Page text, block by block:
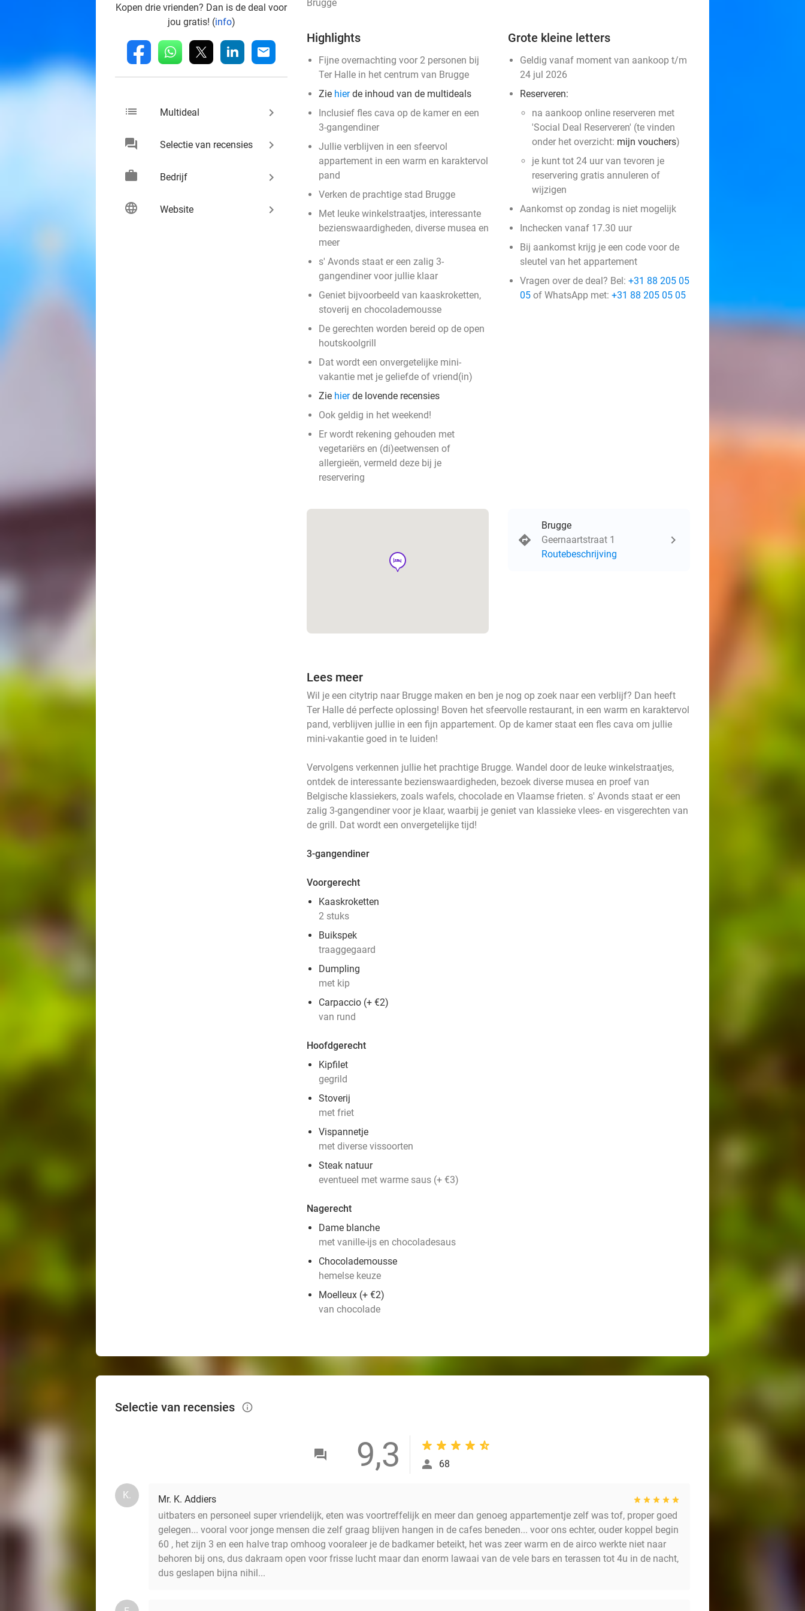
Kopen drie vrienden? Dan is de deal voor
jou gratis! (info)
fb whatsapp linkedin mail
list Multideal keyboard_arrow_right
chat Selectie van recensies keyboard_arrow_right
work Bedrijf keyboard_arrow_right
language Website keyboard_arrow_right
Brugge
Highlights
Fijne overnachting voor 2 personen bij
Ter Halle in het centrum van Brugge
Zie hierde inhoud van de multideals
Inclusief fles cava op de kamer en een
3-gangendiner
Jullie verblijven in een sfeervol
appartement in een warm en karaktervol
pand
Verken de prachtige stad Brugge
Met leuke winkelstraatjes, interessante
bezienswaardigheden, diverse musea en
meer
s' Avonds staat er een zalig 3-
gangendiner voor jullie klaar
Geniet bijvoorbeeld van kaaskroketten,
stoverij en chocolademousse
De gerechten worden bereid op de open
houtskoolgrill
Dat wordt een onvergetelijke mini-
vakantie met je geliefde of vriend(in)
Zie hierde lovende recensies
Ook geldig in het weekend!
Er wordt rekening gehouden met
vegetariërs en (di)eetwensen of
allergieën, vermeld deze bij je
reservering
Grote kleine letters
Geldig vanaf moment van aankoop t/m
24 jul 2026
Reserveren:
na aankoop online reserveren met
'Social Deal Reserveren' (te vinden
onder het overzicht: mijn vouchers)
je kunt tot 24 uur van tevoren je
reservering gratis annuleren of
wijzigen
Aankomst op zondag is niet mogelijk
Inchecken vanaf 17.30 uur
Bij aankomst krijg je een code voor de
sleutel van het appartement
Vragen over de deal? Bel: +31 88 205 05
05 of WhatsApp met: +31 88 205 05 05
hotel
Brugge
Geernaartstraat 1
Routebeschrijving
Lees meer
Wil je een citytrip naar Brugge maken en ben je nog op zoek naar een verblijf? Dan heeft
Ter Halle dé perfecte oplossing! Boven het sfeervolle restaurant, in een warm en karaktervol
pand, verblijven jullie in een fijn appartement. Op de kamer staat een fles cava om jullie
mini-vakantie goed in te luiden!
Vervolgens verkennen jullie het prachtige Brugge. Wandel door de leuke winkelstraatjes,
ontdek de interessante bezienswaardigheden, bezoek diverse musea en proef van
Belgische klassiekers, zoals wafels, chocolade en Vlaamse frieten. s' Avonds staat er een
zalig 3-gangendiner voor je klaar, waarbij je geniet van klassieke vlees- en visgerechten van
de grill. Dat wordt een onvergetelijke tijd!
3-gangendiner
Voorgerecht
Kaaskroketten
2 stuks
Buikspek
traaggegaard
Dumpling
met kip
Carpaccio (+ €2)
van rund
Hoofdgerecht
Kipfilet
gegrild
Stoverij
met friet
Vispannetje
met diverse vissoorten
Steak natuur
eventueel met warme saus (+ €3)
Nagerecht
Dame blanche
met vanille-ijs en chocoladesaus
Chocolademousse
hemelse keuze
Moelleux (+ €2)
van chocolade
Selectie van recensies info_outlined
9,3 68
K.
Mr. K. Addiers
uitbaters en personeel super vriendelijk, eten was voortreffelijk en meer dan genoeg appartementje zelf was tof, proper goed
gelegen... vooral voor jonge mensen die zelf graag blijven hangen in de cafes beneden... voor ons echter, ouder koppel begin
60 , het zijn 3 en een halve trap omhoog vooraleer je de badkamer beteikt, het was zeer warm en de airco werkte niet naar
behoren bij ons, dus dakraam open voor frisse lucht maar dan enorm lawaai van de vele bars en terassen tot 4u in de nacht,
dus geslapen bijna nihil...